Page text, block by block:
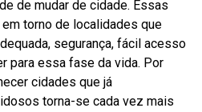
de mudar de cidade. Essas
torno de localidades que
segurança, fácil acesso
para essa fase da vida. Por
cidades que já
torna-se cada vez mais